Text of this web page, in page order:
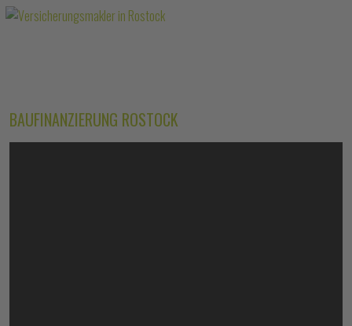
BAUFINANZIERUNG ROSTOCK